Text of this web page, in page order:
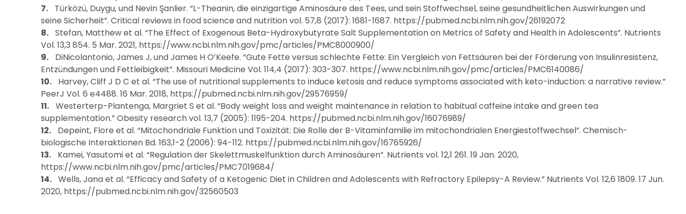
Türközü, Duygu, und Nevin Şanlier. “L-Theanin, die einzigartige Aminosäure des Tees, und sein Stoffwechsel, seine gesundheitlichen Auswirkungen und
seine Sicherheit”. Critical reviews in food science and nutrition vol. 57,8 (2017): 1681-1687. https://pubmed.ncbi.nlm.nih.gov/26192072
Stefan, Matthew et al. “The Effect of Exogenous Beta-Hydroxybutyrate Salt Supplementation on Metrics of Safety and Health in Adolescents”. Nutrients
Vol. 13,3 854. 5 Mar. 2021, https://www.ncbi.nlm.nih.gov/pmc/articles/PMC8000900/
DiNicolantonio, James J, und James H O’Keefe. “Gute Fette versus schlechte Fette: Ein Vergleich von Fettsäuren bei der Förderung von Insulinresistenz,
Entzündungen und Fettleibigkeit”. Missouri Medicine Vol. 114,4 (2017): 303-307. https://www.ncbi.nlm.nih.gov/pmc/articles/PMC6140086/
Harvey, Cliff J D C et al. “The use of nutritional supplements to induce ketosis and reduce symptoms associated with keto-induction: a narrative review.”
PeerJ Vol. 6 e4488. 16 Mar. 2018, https://pubmed.ncbi.nlm.nih.gov/29576959/
Westerterp-Plantenga, Margriet S et al. “Body weight loss and weight maintenance in relation to habitual caffeine intake and green tea
supplementation.” Obesity research vol. 13,7 (2005): 1195-204. https://pubmed.ncbi.nlm.nih.gov/16076989/
Depeint, Flore et al. “Mitochondriale Funktion und Toxizität: Die Rolle der B-Vitaminfamilie im mitochondrialen Energiestoffwechsel”. Chemisch-
biologische Interaktionen Bd. 163,1-2 (2006): 94-112. https://pubmed.ncbi.nlm.nih.gov/16765926/
Kamei, Yasutomi et al. “Regulation der Skelettmuskelfunktion durch Aminosäuren”. Nutrients vol. 12,1 261. 19 Jan. 2020,
https://www.ncbi.nlm.nih.gov/pmc/articles/PMC7019684/
Wells, Jana et al. “Efficacy and Safety of a Ketogenic Diet in Children and Adolescents with Refractory Epilepsy-A Review.” Nutrients Vol. 12,6 1809. 17 Jun.
2020, https://pubmed.ncbi.nlm.nih.gov/32560503